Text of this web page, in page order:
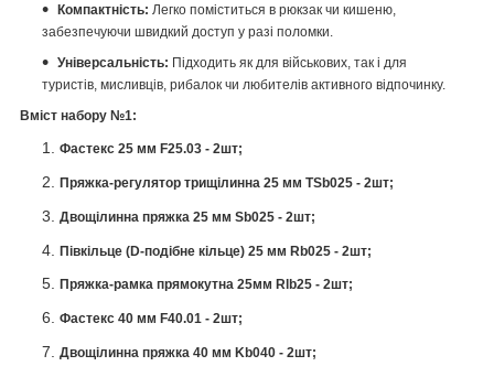
Компактність: Легко поміститься в рюкзак чи кишеню,
забезпечуючи швидкий доступ у разі поломки.
Універсальність: Підходить як для військових, так і для
туристів, мисливців, рибалок чи любителів активного відпочинку.
Вміст набору №1:
Фастекс 25 мм F25.03 - 2шт;
Пряжка-регулятор трищілинна 25 мм TSb025 - 2шт;
Двощілинна пряжка 25 мм Sb025 - 2шт;
Півкільце (D-подібне кільце) 25 мм Rb025 - 2шт;
Пряжка-рамка прямокутна 25мм Rlb25 - 2шт;
Фастекс 40 мм F40.01 - 2шт;
Двощілинна пряжка 40 мм Kb040 - 2шт;